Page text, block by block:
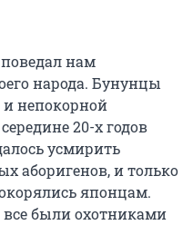
поведал нам
народа. Бунунцы
непокорной
20-х годов
усмирить
аборигенов, и только
японцам.
были охотниками